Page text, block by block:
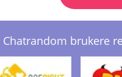
Chatrandom brukere